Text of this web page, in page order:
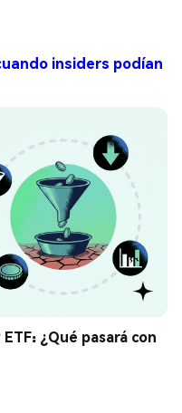
insiders podían
¿Qué pasará con